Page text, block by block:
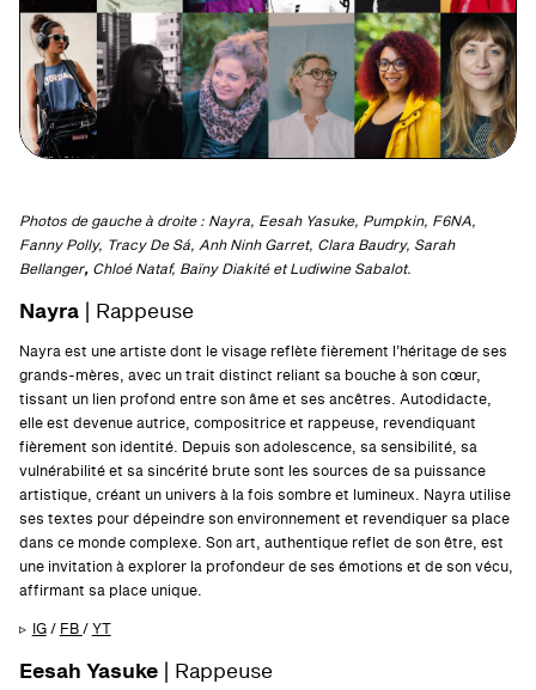
Photos de gauche à droite : Nayra, Eesah Yasuke, Pumpkin, F6NA,
Fanny Polly, Tracy De Sá, Anh Ninh Garret, Clara Baudry, Sarah
Bellanger, Chloé Nataf, Baïny Diakité et Ludiwine Sabalot.
Nayra | Rappeuse
Nayra est une artiste dont le visage reflète fièrement l’héritage de ses
grands-mères, avec un trait distinct reliant sa bouche à son cœur,
tissant un lien profond entre son âme et ses ancêtres. Autodidacte,
elle est devenue autrice, compositrice et rappeuse, revendiquant
fièrement son identité. Depuis son adolescence, sa sensibilité, sa
vulnérabilité et sa sincérité brute sont les sources de sa puissance
artistique, créant un univers à la fois sombre et lumineux. Nayra utilise
ses textes pour dépeindre son environnement et revendiquer sa place
dans ce monde complexe. Son art, authentique reflet de son être, est
une invitation à explorer la profondeur de ses émotions et de son vécu,
affirmant sa place unique.
▹ IG/ FB/YT
Eesah Yasuke | Rappeuse